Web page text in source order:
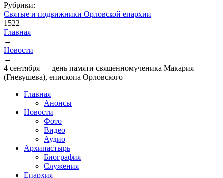
Рубрики:
Святые и подвижники Орловской епархии
1522
Вы здесь
Главная
→
Новости
→
4 сентября — день памяти священномученика Макария
(Гневушева), епископа Орловского
Главная
Анонсы
Новости
Фото
Видео
Аудио
Архипастырь
Биография
Служения
Епархия